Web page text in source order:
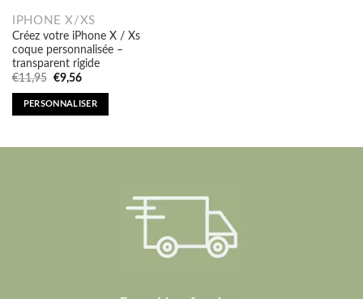
IPHONE X/XS
Créez votre iPhone X / Xs
coque personnalisée –
transparent rigide
€11,95 Original
was:
€11,95.
€9,56Current
is:
€9,56.
PERSONNALISER